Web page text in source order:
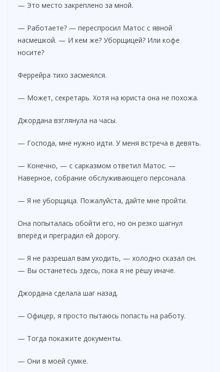
— Это место закреплено за мной.
— Работаете? — переспросил Матос с явной
насмешкой. — И кем же? Уборщицей? Или кофе
носите?
Феррейра тихо засмеялся.
— Может, секретарь. Хотя на юриста она не похожа.
Джордана взглянула на часы.
— Господа, мне нужно идти. У меня встреча в девять.
— Конечно, — с сарказмом ответил Матос. —
Наверное, собрание обслуживающего персонала.
— Я не уборщица. Пожалуйста, дайте мне пройти.
Она попыталась обойти его, но он резко шагнул
вперёд и преградил ей дорогу.
— Я не разрешал вам уходить, — холодно сказал он.
— Вы останетесь здесь, пока я не решу иначе.
Джордана сделала шаг назад.
— Офицер, я просто пытаюсь попасть на работу.
— Тогда покажите документы.
— Они в моей сумке.